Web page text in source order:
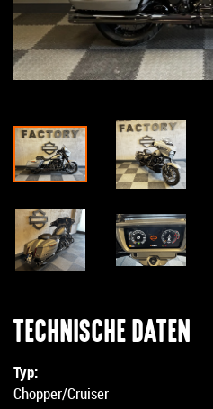
TECHNISCHE DATEN
Typ:
Chopper/Cruiser